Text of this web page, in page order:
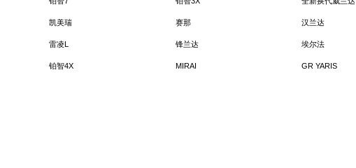
凯美瑞 赛那 汉兰达
雷凌L 锋兰达 埃尔法
铂智4X MIRAI GR YARIS